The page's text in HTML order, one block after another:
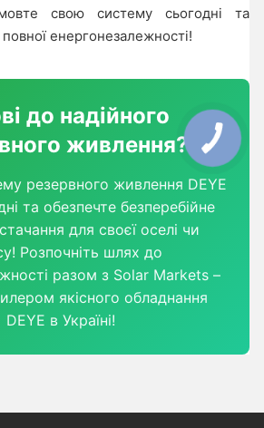
свою систему сьогодні та
енергонезалежності!
до надійного
живлення?
резервного живлення DEYE
та обезпечте безперебійне
для своєї оселі чи
Розпочніть шлях до
разом з Solar Markets –
якісного обладнання
DEYE в Україні!